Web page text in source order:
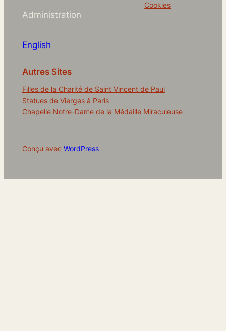
Administration
English
Cookies
Autres Sites
Filles de la Charité de Saint Vincent de Paul
Statues de Vierges à Paris
Chapelle Notre-Dame de la Médaille Miraculeuse
Conçu avec WordPress